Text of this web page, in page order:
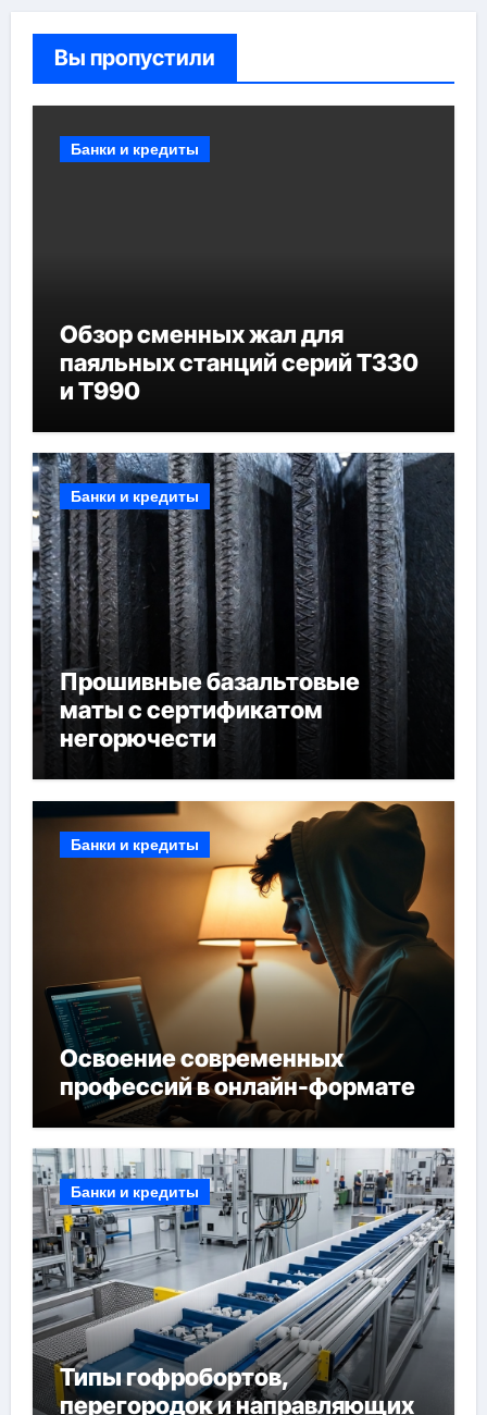
Вы пропустили
Банки и кредиты
Обзор сменных жал для
паяльных станций серий T330
и T990
Банки и кредиты
Прошивные базальтовые
маты с сертификатом
негорючести
Банки и кредиты
Освоение современных
профессий в онлайн-формате
Банки и кредиты
Типы гофробортов,
перегородок и направляющих